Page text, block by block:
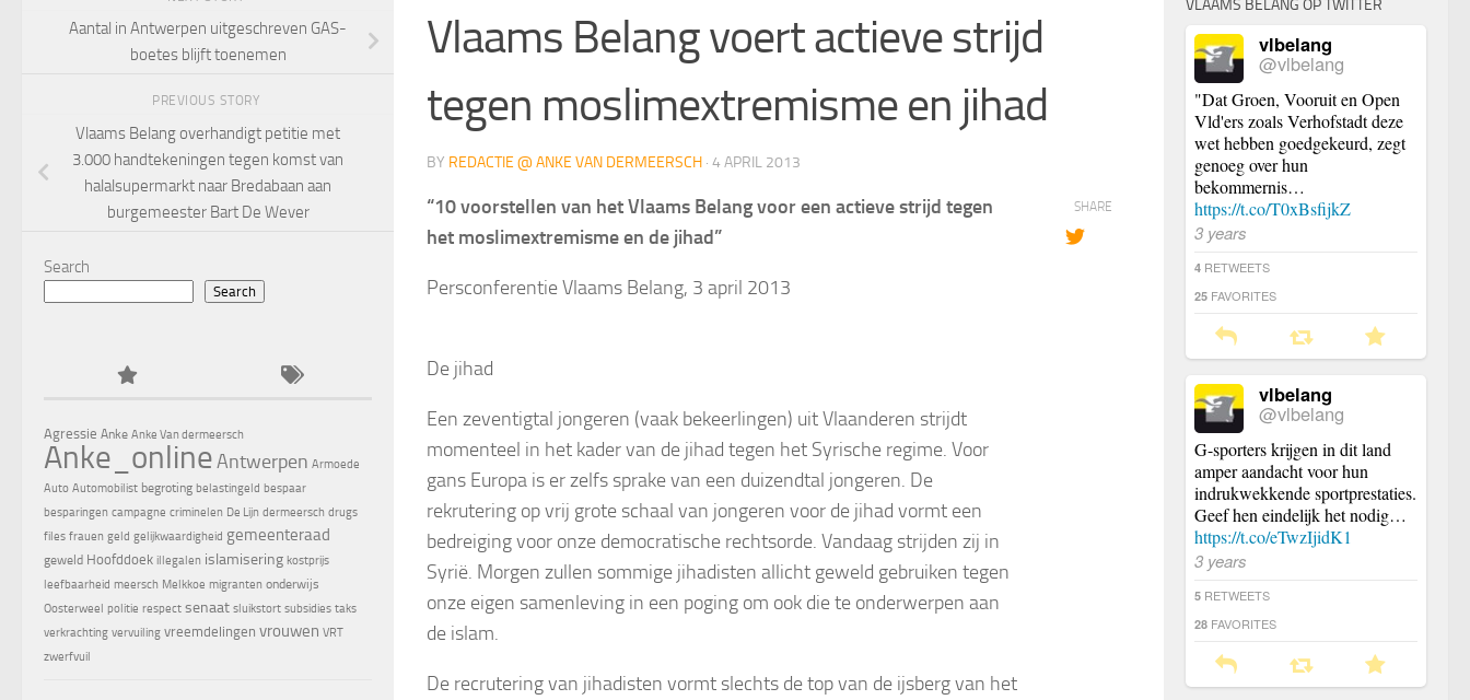
Vlaams Belang voert actieve strijd
tegen moslimextremisme en jihad
BY REDACTIE @ ANKE VAN DERMEERSCH · 4 APRIL 2013
“10 voorstellen van het Vlaams Belang voor een actieve strijd tegen
het moslimextremisme en de jihad”
Persconferentie Vlaams Belang, 3 april 2013
De jihad
Een zeventigtal jongeren (vaak bekeerlingen) uit Vlaanderen strijdt
momenteel in het kader van de jihad tegen het Syrische regime. Voor
gans Europa is er zelfs sprake van een duizendtal jongeren. De
rekrutering op vrij grote schaal van jongeren voor de jihad vormt een
bedreiging voor onze democratische rechtsorde. Vandaag strijden zij in
Syrië. Morgen zullen sommige jihadisten allicht geweld gebruiken tegen
onze eigen samenleving in een poging om ook die te onderwerpen aan
de islam.
De recrutering van jihadisten vormt slechts de top van de ijsberg van het
SHARE
Aantal in Antwerpen uitgeschreven GAS-
boetes blijft toenemen
PREVIOUS STORY
Vlaams Belang overhandigt petitie met
3.000 handtekeningen tegen komst van
halalsupermarkt naar Bredabaan aan
burgemeester Bart De Wever
Search
Search
Agressie Anke Anke Van dermeersch
Anke_onlineAntwerpen Armoede
Auto Automobilist begroting belastingeld bespaar
besparingen campagne criminelen De Lijn dermeersch drugs
files frauen geld gelijkwaardigheid gemeenteraad
geweld Hoofddoek illegalen islamisering kostprijs
leefbaarheid meersch Melkkoe migranten onderwijs
Oosterweel politie respect senaat sluikstort subsidies taks
verkrachting vervuiling vreemdelingen vrouwen VRT
zwerfvuil
VLAAMS BELANG OP TWITTER
vlbelang
@vlbelang
"Dat Groen, Vooruit en Open
Vld'ers zoals Verhofstadt deze
wet hebben goedgekeurd, zegt
genoeg over hun
bekommernis…
https://t.co/T0xBsfijkZ
3 years
4 RETWEETS
25 FAVORITES
vlbelang
@vlbelang
G-sporters krijgen in dit land
amper aandacht voor hun
indrukwekkende sportprestaties.
Geef hen eindelijk het nodig…
https://t.co/eTwzIjidK1
3 years
5 RETWEETS
28 FAVORITES